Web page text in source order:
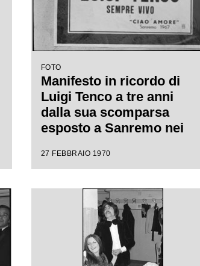
FOTO
Manifesto in ricordo di
Luigi Tenco a tre anni
dalla sua scomparsa
esposto a Sanremo nei
della canzone italiana
27 FEBBRAIO 1970